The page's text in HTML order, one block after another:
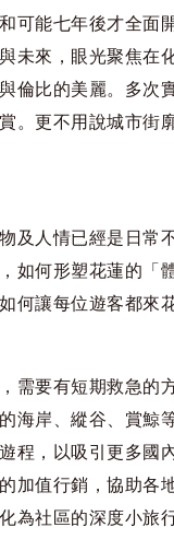
可能七年後才全面
未來，眼光聚焦在
倫比的美麗。多次
。更不用說城市街
及人情已經是日常
如何形塑花蓮的 「
何讓每位遊客都來
需要有短期救急的
海岸、縱谷、賞鯨
程，以吸引更多國
加值行銷，協助各
為社區的深度小旅